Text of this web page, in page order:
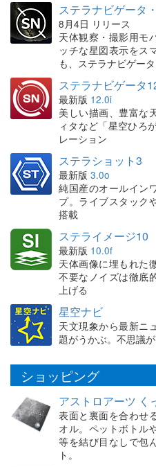
ステラナビゲータ
8月4日 リリース
天体観察・撮影用モ
ッチな星図表示をス
も、ステラナビゲータ
ステラナビゲータ
最新版 12.0i
美しい描画、豊富な
ィタなど「星空ひろ
レーション
ステラショット3
最新版 3.0o
純国産のオールイン
プ。ライブスタック
搭載
ステライメージ10
最新版 10.0f
天体画像に埋もれた
不要なノイズは徹底
上げる
星空ナビ
天文現象から最新ニ
題がうかぶ。不思議
ショッピング
アストロアーツ く
表面と裏面を合わせ
オル。ペットボトル
等を結び目なしで包
ト。